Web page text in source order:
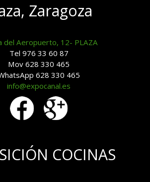
Zaragoza
del Aeropuerto, 12- PLAZA
Tel 976 33 60 87
Mov 628 330 465
628 330 465
info@expocanal.es
COCINAS